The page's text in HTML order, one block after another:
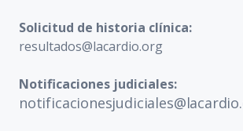
Solicitud de historia clínica:
resultados@lacardio.org
Notificaciones judiciales: